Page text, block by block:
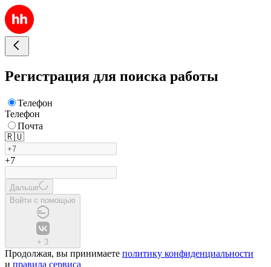
Регистрация для поиска работы
Телефон
Телефон
Почта
🇷🇺
+7
Дальше
Войти с помощью
+ 3
Продолжая, вы принимаете политику конфиденциальности
и правила сервиса